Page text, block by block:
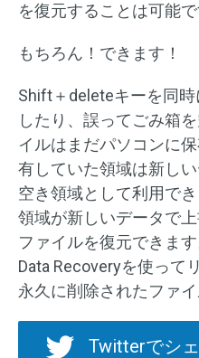
を復元することは可能で
もちろん！できます！
Shift＋deleteキーを同
したり、誤ってごみ箱
イルはまだパソコンに
有していた領域は新し
空き領域として利用で
領域が新しいデータで
ファイルを復元できま
Data Recoveryを使って
永久に削除されたファ
Twitterでシ